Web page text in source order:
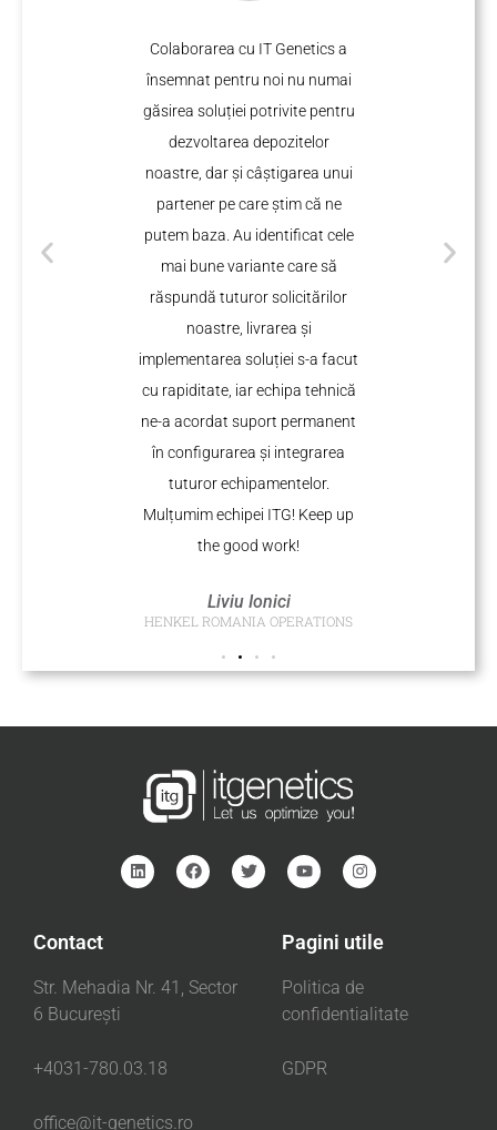
Colaborarea cu IT Genetics a
însemnat pentru noi nu numai
găsirea soluției potrivite pentru
dezvoltarea depozitelor
noastre, dar și câștigarea unui
partener pe care știm că ne
putem baza. Au identificat cele
mai bune variante care să
răspundă tuturor solicitărilor
noastre, livrarea și
implementarea soluției s-a facut
cu rapiditate, iar echipa tehnică
ne-a acordat suport permanent
în configurarea și integrarea
tuturor echipamentelor.
Mulțumim echipei ITG! Keep up
the good work!
Liviu Ionici
HENKEL ROMANIA OPERATIONS
Contact
Str. Mehadia Nr. 41, Sector
6 București
+4031-780.03.18
office@it-genetics.ro
Pagini utile
Politica de
confidentialitate
GDPR